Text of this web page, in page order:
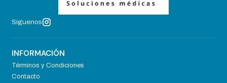
Síguenos
INFORMACIÓN
Términos y Condiciones
Contacto